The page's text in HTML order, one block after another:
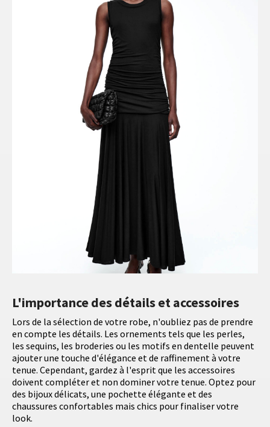
L'importance des détails et accessoires
Lors de la sélection de votre robe, n'oubliez pas de prendre
en compte les détails. Les ornements tels que les perles,
les sequins, les broderies ou les motifs en dentelle peuvent
ajouter une touche d'élégance et de raffinement à votre
tenue. Cependant, gardez à l'esprit que les accessoires
doivent compléter et non dominer votre tenue. Optez pour
des bijoux délicats, une pochette élégante et des
chaussures confortables mais chics pour finaliser votre
look.